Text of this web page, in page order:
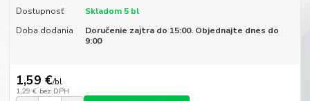
Dostupnosť
Skladom 5 bl
Doba dodania
Doručenie zajtra do 15:00. Objednajte dnes do
9:00
1,59 €/bl
1,29 € bez DPH